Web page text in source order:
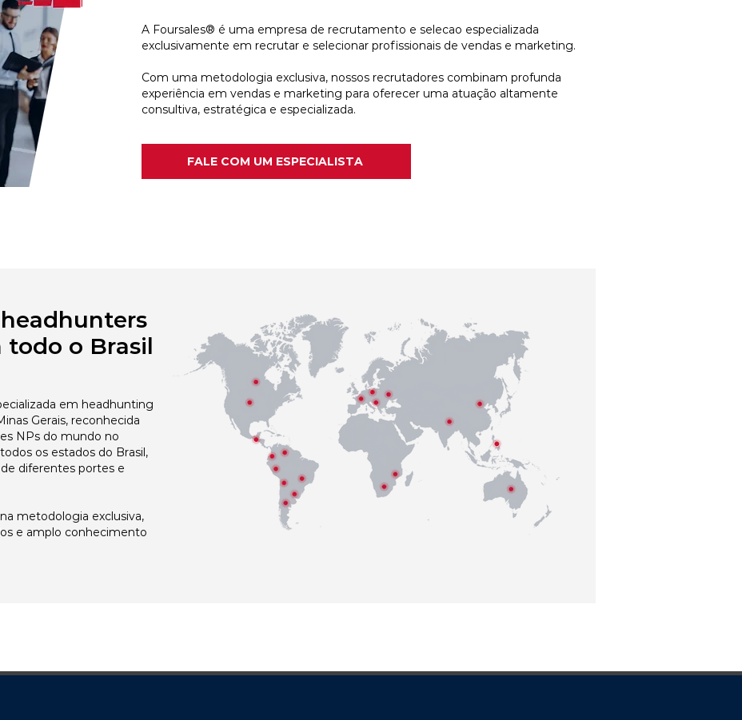
A Foursales® é uma empresa de recrutamento e selecao especializada
exclusivamente em recrutar e selecionar profissionais de vendas e marketing.
Com uma metodologia exclusiva, nossos recrutadores combinam profunda
experiência em vendas e marketing para oferecer uma atuação altamente
consultiva, estratégica e especializada.
FALE COM UM ESPECIALISTA
todo o Brasil
em headhunting
Gerais, reconhecida
NPs do mundo no
os estados do Brasil,
diferentes portes e
metodologia exclusiva,
e amplo conhecimento